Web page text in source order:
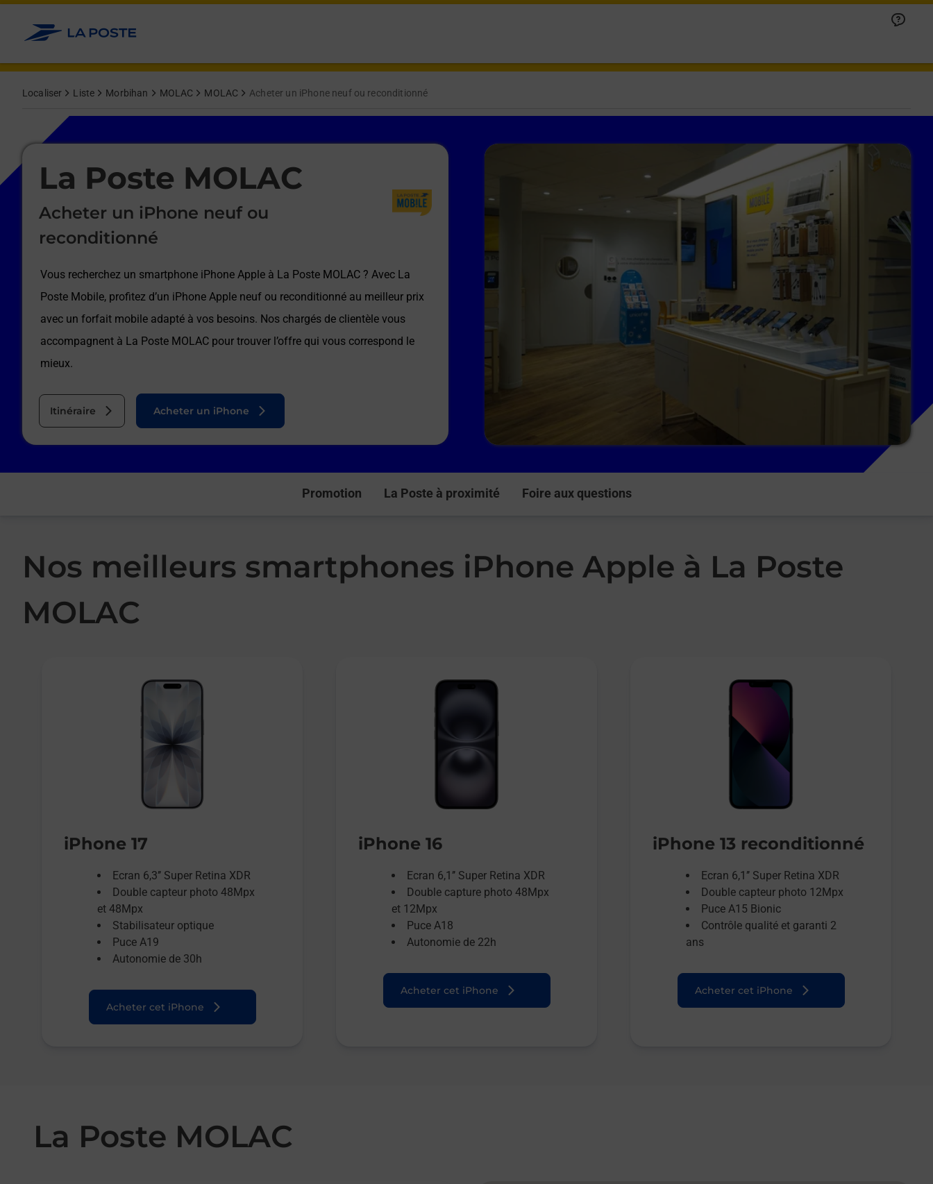
Allez au contenu
Localiser Liste Morbihan MOLAC MOLAC Acheter un iPhone neuf ou reconditionné
La Poste MOLAC
Acheter un iPhone neuf ou
reconditionné
Vous recherchez un smartphone iPhone Apple à La Poste MOLAC ? Avec La
Poste Mobile, profitez d’un iPhone Apple neuf ou reconditionné au meilleur prix
avec un forfait mobile adapté à vos besoins. Nos chargés de clientèle vous
accompagnent à La Poste MOLAC pour trouver l’offre qui vous correspond le
mieux.
Itinéraire
Le lien s'ouvre dans un nouvel onglet
Acheter un iPhone
Promotion La Poste à proximité Foire aux questions
Nos meilleurs smartphones iPhone Apple à La Poste
MOLAC
iPhone 17
Ecran 6,3’’ Super Retina XDR
Double capteur photo 48Mpx
et 48Mpx
Stabilisateur optique
Puce A19
Autonomie de 30h
Acheter cet iPhone
iPhone 16
Ecran 6,1’’ Super Retina XDR
Double capture photo 48Mpx
et 12Mpx
Puce A18
Autonomie de 22h
Acheter cet iPhone
iPhone 13 reconditionné
Ecran 6,1’’ Super Retina XDR
Double capteur photo 12Mpx
Puce A15 Bionic
Contrôle qualité et garanti 2
ans
Acheter cet iPhone
La Poste MOLAC
Le lien s'ouvre dans un nouvel onglet
Afficher ou masquer la réponse
Afficher ou masquer la réponse
Afficher ou masquer la réponse
Afficher ou masquer la réponse
Afficher ou masquer la réponse
Afficher ou masquer la réponse